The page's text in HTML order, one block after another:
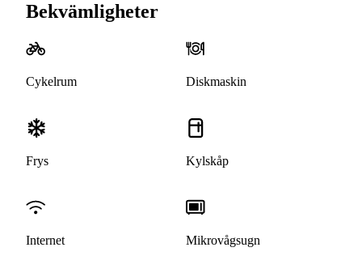
Bekvämligheter
Cykelrum Diskmaskin
Frys Kylskåp
Internet Mikrovågsugn